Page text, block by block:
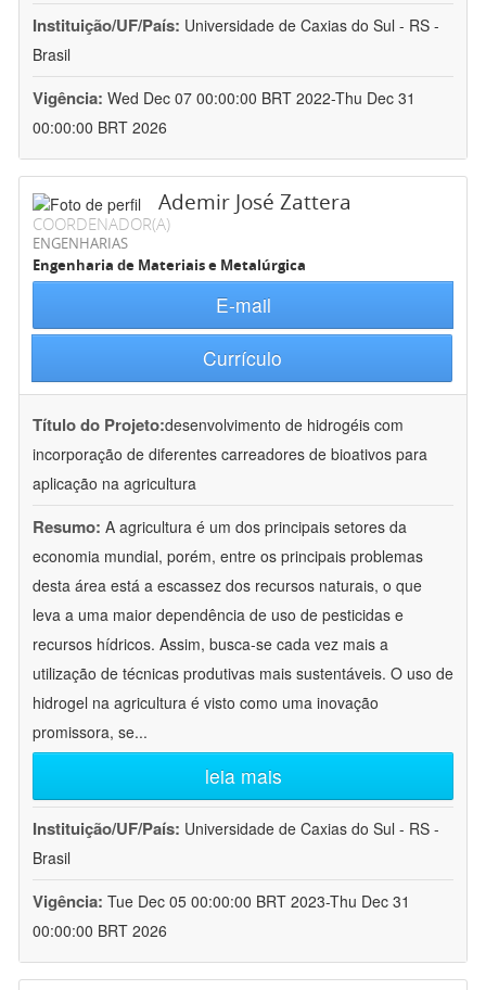
Instituição/UF/País: Universidade de Caxias do Sul - RS -
Brasil
Vigência: Wed Dec 07 00:00:00 BRT 2022-Thu Dec 31
00:00:00 BRT 2026
Ademir José Zattera
COORDENADOR(A)
ENGENHARIAS
Engenharia de Materiais e Metalúrgica
E-mail
Currículo
Título do Projeto:desenvolvimento de hidrogéis com
incorporação de diferentes carreadores de bioativos para
aplicação na agricultura
Resumo: A agricultura é um dos principais setores da
economia mundial, porém, entre os principais problemas
desta área está a escassez dos recursos naturais, o que
leva a uma maior dependência de uso de pesticidas e
recursos hídricos. Assim, busca-se cada vez mais a
utilização de técnicas produtivas mais sustentáveis. O uso de
hidrogel na agricultura é visto como uma inovação
promissora, se...
leia mais
Instituição/UF/País: Universidade de Caxias do Sul - RS -
Brasil
Vigência: Tue Dec 05 00:00:00 BRT 2023-Thu Dec 31
00:00:00 BRT 2026